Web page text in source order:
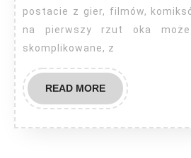
postacie z gier, filmów,
na pierwszy rzut oka
skomplikowane, z
READ MOREREAD
MORE